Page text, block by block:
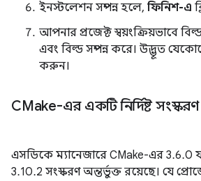
ইনস্টলেশন সম্পন্ন হলে, ফিনিশ-এ
আপনার প্রজেক্ট স্বয়ংক্রিয়ভাবে
এবং বিল্ড সম্পন্ন করে। উদ্ভূত
করুন।
CMake-এর একটি নির্দিষ্ট
এসডিকে ম্যানেজারে CMake-এর 3.6.0
3.10.2 সংস্করণ অন্তর্ভুক্ত রয়েছে। যে